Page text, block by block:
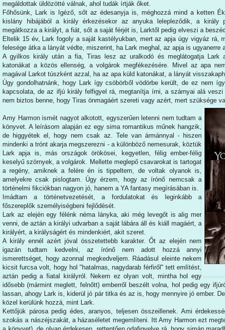
megáldottak üldözötté válnak, ahol tudák írtják őket.
Főhősünk, Lark is Igéző, sőt az édesanyja is, méghozzá mind a ketten
kislány hibájából a király érkezésekor az anyuka lelepleződik, a király
megátkozza a királyt, a fiát, sőt a saját férjét is, Larktől pedig elveszi a
Eltelik 15 év, Lark fogoly a saját kastélyukban, mert az apja úgy vigyáz rá,
felesége átka a lányát védte, miszerint, ha Lark meghal, az apja is ugyanerre
A gyilkos király után a fia, Tiras lesz az uralkodó és meglátogatja Lark
katonákat a közös ellenség, a volgárok megfékezésére. Mivel az apa
magával Larkot túszként azzal, ha az apa küld katonákat, a lányát
Úgy gondolhatnánk, hogy Lark így csöbörből vödörbe került, de ez nem
kapcsolata, de az ifjú király felfigyel rá, megtanítja írni, a szárnyai alá
nem biztos benne, hogy Tiras önmagáért szereti vagy azért, mert szüksége
Amy Harmon ismét nagyot alkotott, egyszerűen letenni nem tudtam a
könyvet. A leírásom alapján ez egy sima romantikus műnek hangzik,
de higgyétek el, hogy nem csak az. Tele van ármánnyal - hiszen
mindenki a trónt akarja megszerezni - a különböző nemesurak, köztük
Lark apja is, más országok örökösei, kegyetlen, félig ember-félig
keselyű szörnyek, a volgárok. Mellette meglepő csavarokat is tartogat
a regény, amiknek a felére én is tippeltem, de voltak olyanok is,
amelyekre csak pislogtam. Úgy érzem, hogy az írónő nemcsak a
történelmi fikciókban nagyon jó, hanem a YA fantasy megírásában is.
Imádtam a történetvezetését, a fordulatokat és leginkább a
főszereplők személyiségbeni fejlődését.
Lark az elején egy félénk néma lányka, aki még levegőt is alig mer
venni, de aztán a királyi udvarban a saját lábára áll és kiáll magáért, a
királyért, a királyságért és mindenkiért, akit szeret.
A király ennél azért jóval összetettebb karakter. Őt az elején nem
igazán tudtam kedvelni, az írónő nem adott hozzá annyi
ismerettséget, hogy azonnal megkedveljem. Ráadásul eleinte nekem
kicsit furcsa volt, hogy hol "hatalmas, nagydarab férfiről" tett említést,
aztán pedig a fiatal királyról. Nekem ez olyan volt, mintha hol egy
idősebb (mármint meglett, felnőtt) emberről beszélt volna, hol pedig egy
lassan, ahogy Lark is, kiderül jó pár titka és az is, hogy mennyire jó ember.
közel kerülünk hozzá, mint Lark.
Kettőjük párosa pedig édes, aranyos, teljesen összeillenek. Ami
szokás a nászéjszakát, a házaséletet megemlíteni. Itt Amy Harmon ezt